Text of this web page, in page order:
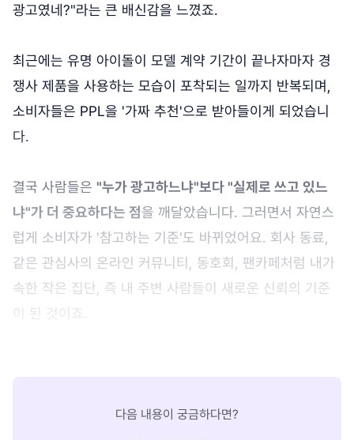
광고였네?"라는 큰 배신감을 느꼈죠.
최근에는 유명 아이돌이 모델 계약 기간이 끝나자마자 경
쟁사 제품을 사용하는 모습이 포착되는 일까지 반복되며,
소비자들은 PPL을 '가짜 추천'으로 받아들이게 되었습니
다.
결국 사람들은 "누가 광고하느냐"보다 "실제로 쓰고 있느
냐"가 더 중요하다는 점을 깨달았습니다. 그러면서 자연스
럽게 소비자가 '참고하는 기준'도 바뀌었어요. 회사 동료,
같은 관심사의 온라인 커뮤니티, 동호회, 팬카페처럼 내가
속한 작은 집단, 즉 내 주변 사람들이 새로운 신뢰의 기준
이 된 것이죠.
다음 내용이 궁금하다면?